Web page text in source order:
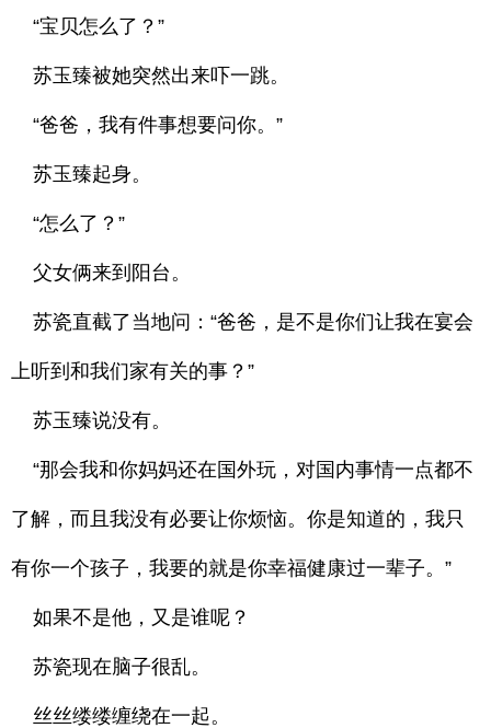
“宝贝怎么了？”
苏玉臻被她突然出来吓一跳。
“爸爸，我有件事想要问你。”
苏玉臻起身。
“怎么了？”
父女俩来到阳台。
苏瓷直截了当地问：“爸爸，是不是你们让我在宴会
上听到和我们家有关的事？”
苏玉臻说没有。
“那会我和你妈妈还在国外玩，对国内事情一点都不
了解，而且我没有必要让你烦恼。你是知道的，我只
有你一个孩子，我要的就是你幸福健康过一辈子。”
如果不是他，又是谁呢？
苏瓷现在脑子很乱。
丝丝缕缕缠绕在一起。